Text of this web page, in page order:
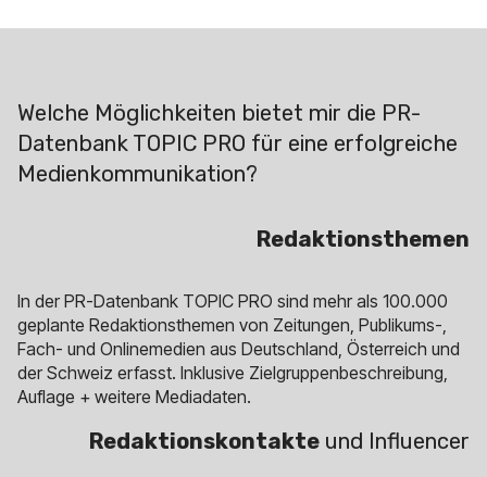
Welche Möglichkeiten bietet mir die PR-
Datenbank TOPIC PRO für eine erfolgreiche
Medienkommunikation?
Redaktionsthemen
In der PR-Datenbank TOPIC PRO sind mehr als 100.000
geplante Redaktionsthemen von Zeitungen, Publikums-,
Fach- und Onlinemedien aus Deutschland, Österreich und
der Schweiz erfasst. Inklusive Zielgruppenbeschreibung,
Auflage + weitere Mediadaten.
Redaktionskontakte und Influencer